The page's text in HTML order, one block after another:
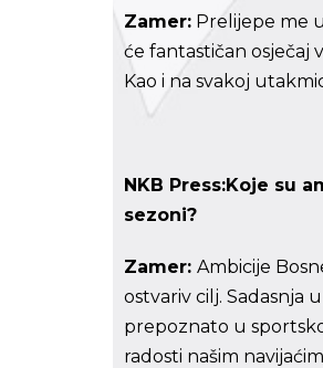
Zamer: Prelijepe me
će fantastičan osječaj
Kao i na svakoj
NKB Press:Koje su
sezoni?
Zamer: Ambicije
ostvariv cilj. Sadasnja
prepoznato u
radosti našim